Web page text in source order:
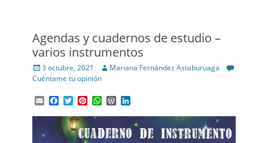
Agendas y cuadernos de estudio –
varios instrumentos
Posted
on
3 octubre, 2021 Author
Mariana Fernández Astaburuaga
Cuéntame tu opinión
EmailFacebook
TwitterPinterest
WhatsApp
WordPress